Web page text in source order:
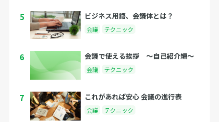
5 ビジネス用語、会議体とは？
会議 テクニック
6 会議で使える挨拶 〜自己紹介編〜
会議 テクニック
7 これがあれば安心 会議の進行表
会議 テクニック